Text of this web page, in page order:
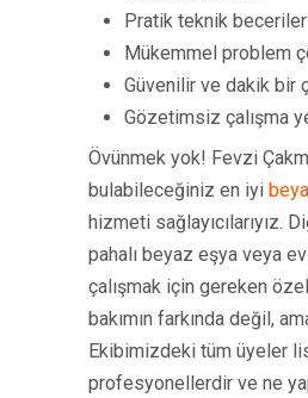
Pratik teknik beceriler
Mükemmel problem
Güvenilir ve dakik bir
Gözetimsiz çalışma
Övünmek yok! Fevzi
bulabileceğiniz en iyi
hizmeti sağlayıcılarıyız.
pahalı beyaz eşya veya
çalışmak için gereken
bakımın farkında değil,
Ekibimizdeki tüm üyeler
profesyonellerdir ve ne